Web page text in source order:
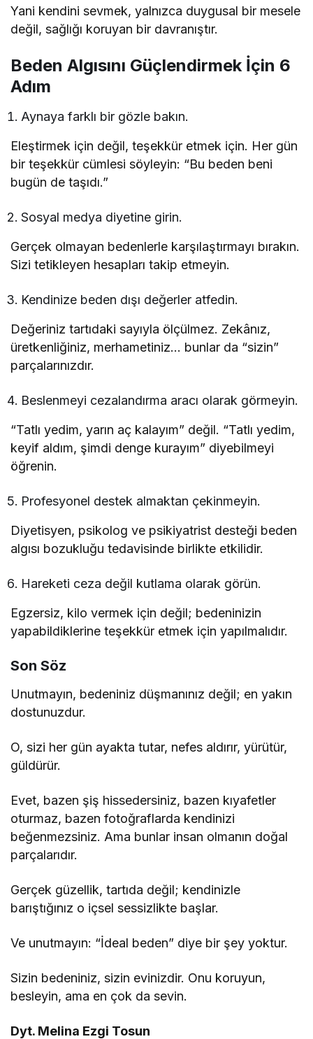
Yani kendini sevmek, yalnızca duygusal bir mesele
değil, sağlığı koruyan bir davranıştır.
Beden Algısını Güçlendirmek İçin 6
Adım
Aynaya farklı bir gözle bakın.
Eleştirmek için değil, teşekkür etmek için. Her gün
bir teşekkür cümlesi söyleyin: “Bu beden beni
bugün de taşıdı.”
Sosyal medya diyetine girin.
Gerçek olmayan bedenlerle karşılaştırmayı bırakın.
Sizi tetikleyen hesapları takip etmeyin.
Kendinize beden dışı değerler atfedin.
Değeriniz tartıdaki sayıyla ölçülmez. Zekânız,
üretkenliğiniz, merhametiniz… bunlar da “sizin”
parçalarınızdır.
Beslenmeyi cezalandırma aracı olarak görmeyin.
“Tatlı yedim, yarın aç kalayım” değil. “Tatlı yedim,
keyif aldım, şimdi denge kurayım” diyebilmeyi
öğrenin.
Profesyonel destek almaktan çekinmeyin.
Diyetisyen, psikolog ve psikiyatrist desteği beden
algısı bozukluğu tedavisinde birlikte etkilidir.
Hareketi ceza değil kutlama olarak görün.
Egzersiz, kilo vermek için değil; bedeninizin
yapabildiklerine teşekkür etmek için yapılmalıdır.
Son Söz
Unutmayın, bedeniniz düşmanınız değil; en yakın
dostunuzdur.
O, sizi her gün ayakta tutar, nefes aldırır, yürütür,
güldürür.
Evet, bazen şiş hissedersiniz, bazen kıyafetler
oturmaz, bazen fotoğraflarda kendinizi
beğenmezsiniz. Ama bunlar insan olmanın doğal
parçalarıdır.
Gerçek güzellik, tartıda değil; kendinizle
barıştığınız o içsel sessizlikte başlar.
Ve unutmayın: “İdeal beden” diye bir şey yoktur.
Sizin bedeniniz, sizin evinizdir. Onu koruyun,
besleyin, ama en çok da sevin.
Dyt. Melina Ezgi Tosun